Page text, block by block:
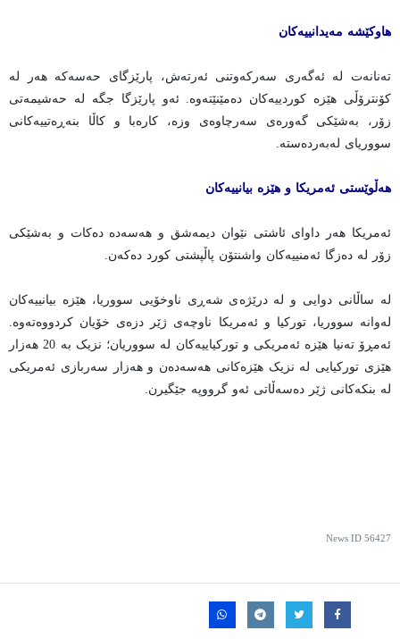
هاوکێشە مەیدانییەکان
تەنانەت لە ئەگەری سەرکەوتنی ئەرتەش، پارێزگای حەسەکە هەر لە
کۆنترۆڵی هێزە کوردییەکان دەمێنێتەوە. ئەو پارێزگا جگە لە حەشیمەتی
زۆر، بەشێکی گەورەی سەرچاوەی وزە، کارەبا و کاڵا بنەڕەتییەکانی
سووریای لەبەردەستە.
هەڵوێستی ئەمریکا و هێزە بیانییەکان
ئەمریکا هەر داوای ئاشتی نێوان دیمەشق و هەسەدە دەکات و بەشێکی
زۆر لە دەزگا ئەمنییەکان واشنتۆن پاڵپشتی کورد دەکەن.
لە ساڵانی دوایی و لە درێژەی شەڕی ناوخۆیی سووریا، هێزە بیانییەکان
لەوانە سووریا، تورکیا و ئەمریکا ناوچەی ژێر دزەی خۆیان کردووەتەوە.
ئەمڕۆ تەنیا هێزە ئەمریکی و تورکیاییەکان لە سووریان؛ نزیک بە 20 هەزار
هێزی تورکیایی لە نزیک هێزەکانی هەسەدەن و هەزار سەربازی ئەمریکی
لە بنکەکانی ژێر دەسەڵاتی ئەو گرووپە جێگیرن.
News ID 56427